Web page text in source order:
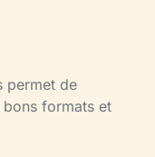
permet de
formats et